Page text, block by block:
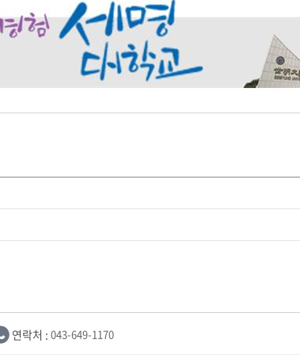
연락처 : 043-649-1170